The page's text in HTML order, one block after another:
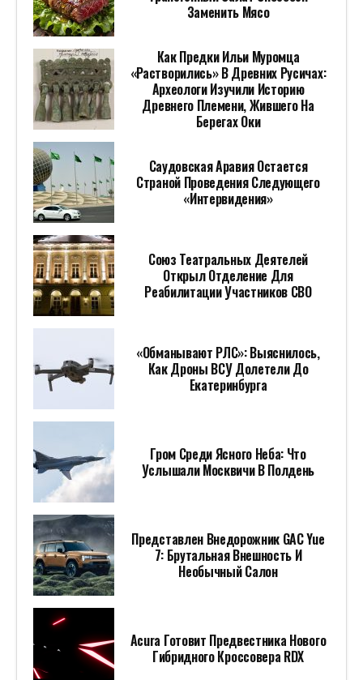
Заменить Мясо
Как Предки Ильи Муромца
«растворились» В Древних Русичах:
Археологи Изучили Историю
Древнего Племени, Жившего На
Берегах Оки
Саудовская Аравия Остается
Страной Проведения Следующего
«Интервидения»
Союз Театральных Деятелей
Открыл Отделение Для
Реабилитации Участников СВО
«Обманывают РЛС»: Выяснилось,
Как Дроны ВСУ Долетели До
Екатеринбурга
Гром Среди Ясного Неба: Что
Услышали Москвичи В Полдень
Представлен Внедорожник GAC Yue
7: Брутальная Внешность И
Необычный Салон
Acura Готовит Предвестника Нового
Гибридного Кроссовера RDX